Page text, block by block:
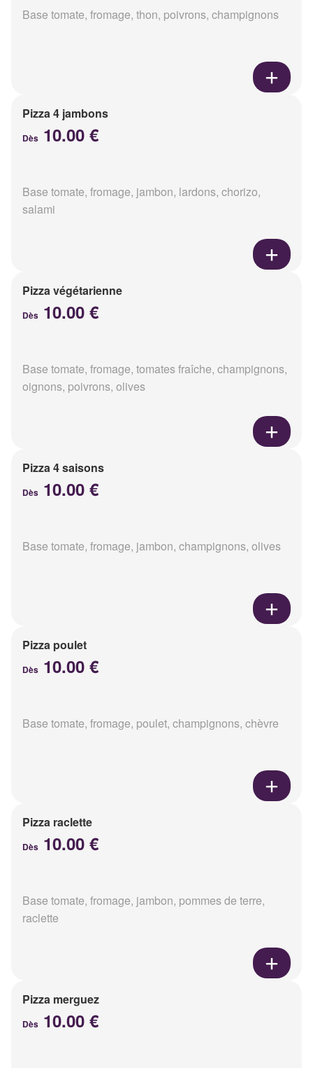
Base tomate, fromage, thon, poivrons, champignons
Pizza 4 jambons
Dès 10.00 €
Base tomate, fromage, jambon, lardons, chorizo,
salami
Pizza végétarienne
Dès 10.00 €
Base tomate, fromage, tomates fraîche, champignons,
oignons, poivrons, olives
Pizza 4 saisons
Dès 10.00 €
Base tomate, fromage, jambon, champignons, olives
Pizza poulet
Dès 10.00 €
Base tomate, fromage, poulet, champignons, chèvre
Pizza raclette
Dès 10.00 €
Base tomate, fromage, jambon, pommes de terre,
raclette
Pizza merguez
Dès 10.00 €